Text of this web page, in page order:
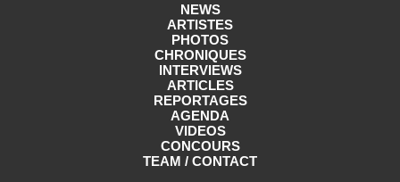
NEWS
ARTISTES
PHOTOS
CHRONIQUES
INTERVIEWS
ARTICLES
REPORTAGES
AGENDA
VIDEOS
CONCOURS
TEAM / CONTACT